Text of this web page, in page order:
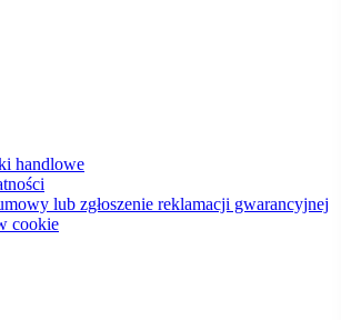
handlowe
lub zgłoszenie reklamacji gwarancyjnej
cookie